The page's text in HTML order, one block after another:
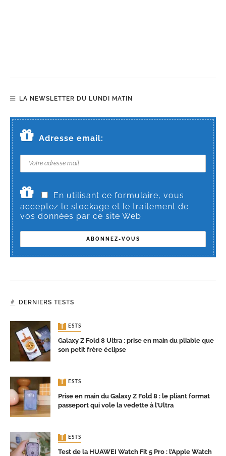
LA NEWSLETTER DU LUNDI MATIN
Adresse email:
En utilisant ce formulaire, vous
acceptez le stockage et le traitement de
vos données par ce site Web.
DERNIERS TESTS
TESTS
Galaxy Z Fold 8 Ultra : prise en main du pliable que
son petit frère éclipse
TESTS
Prise en main du Galaxy Z Fold 8 : le pliant format
passeport qui vole la vedette à l’Ultra
TESTS
Test de la HUAWEI Watch Fit 5 Pro : l’Apple Watch